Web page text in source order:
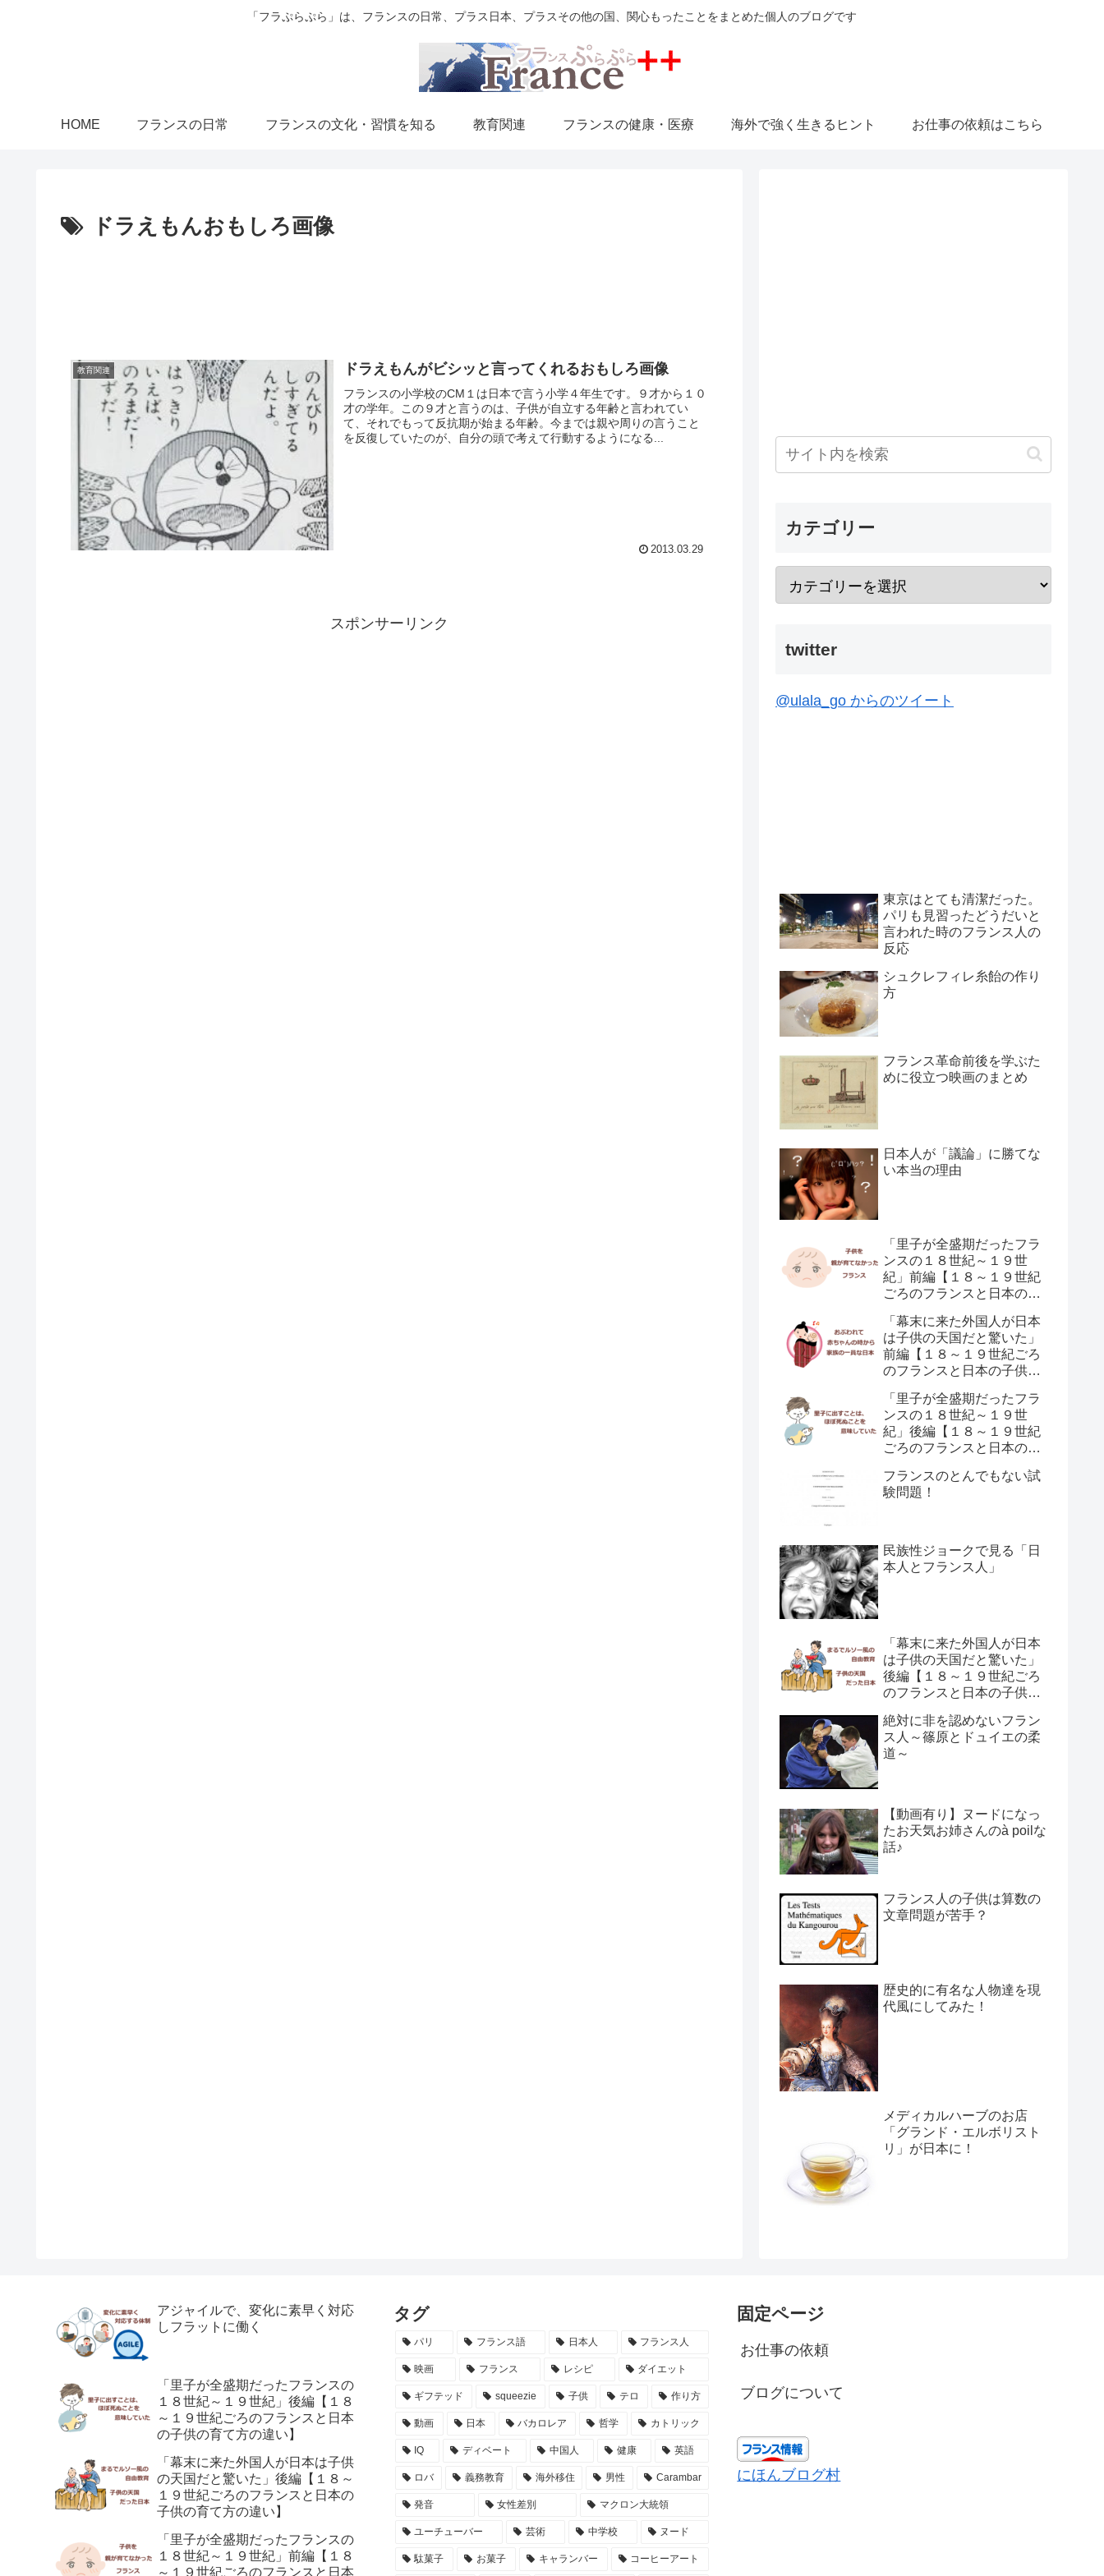
「フラぷらぷら」は、フランスの日常、プラス日本、プラスその他の国、関心もったことをまとめた個人のブログです
HOME フランスの日常 フランスの文化・習慣を知る 教育関連 フランスの健康・医療 海外で強く生きるヒント お仕事の依頼はこちら
ドラえもんおもしろ画像
教育関連 ドラえもんがビシッと言ってくれるおもしろ画像
フランスの小学校のCM１は日本で言う小学４年生です。９才から１０
才の学年。この９才と言うのは、子供が自立する年齢と言われてい
て、それでもって反抗期が始まる年齢。今までは親や周りの言うこと
を反復していたのが、自分の頭で考えて行動するようになる...
2013.03.29
スポンサーリンク
カテゴリー
twitter
@ulala_go からのツイート
東京はとても清潔だった。
パリも見習ったどうだいと
言われた時のフランス人の
反応
シュクレフィレ糸飴の作り
方
フランス革命前後を学ぶた
めに役立つ映画のまとめ
日本人が「議論」に勝てな
い本当の理由
「里子が全盛期だったフラ
ンスの１８世紀～１９世
紀」前編【１８～１９世紀
ごろのフランスと日本の子
「幕末に来た外国人が日本
は子供の天国だと驚いた」
前編【１８～１９世紀ごろ
のフランスと日本の子供の
「里子が全盛期だったフラ
ンスの１８世紀～１９世
紀」後編【１８～１９世紀
ごろのフランスと日本の子
フランスのとんでもない試
験問題！
民族性ジョークで見る「日
本人とフランス人」
「幕末に来た外国人が日本
は子供の天国だと驚いた」
後編【１８～１９世紀ごろ
のフランスと日本の子供の
絶対に非を認めないフラン
ス人～篠原とドュイエの柔
道～
【動画有り】ヌードになっ
たお天気お姉さんのà poilな
話♪
フランス人の子供は算数の
文章問題が苦手？
歴史的に有名な人物達を現
代風にしてみた！
メディカルハーブのお店
「グランド・エルボリスト
リ」が日本に！
アジャイルで、変化に素早く対応
しフラットに働く
「里子が全盛期だったフランスの
１８世紀～１９世紀」後編【１８
～１９世紀ごろのフランスと日本
の子供の育て方の違い】
「幕末に来た外国人が日本は子供
の天国だと驚いた」後編【１８～
１９世紀ごろのフランスと日本の
子供の育て方の違い】
「里子が全盛期だったフランスの
１８世紀～１９世紀」前編【１８
～１９世紀ごろのフランスと日本
タグ
パリ フランス語 日本人 フランス人
映画 フランス レシピ ダイエット
ギフテッド squeezie 子供 テロ 作り方
動画 日本 バカロレア 哲学 カトリック
IQ ディベート 中国人 健康 英語
ロバ 義務教育 海外移住 男性 Carambar
発音 女性差別 マクロン大統領
ユーチューバー 芸術 中学校 ヌード
駄菓子 お菓子 キャランバー コーヒーアート
固定ページ
お仕事の依頼
ブログについて
にほんブログ村